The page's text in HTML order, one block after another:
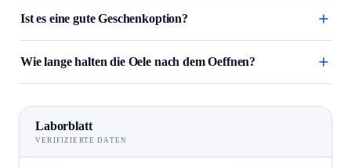
Ist es eine gute Geschenkoption?
Wie lange halten die Oele nach dem Oeffnen?
Laborblatt
VERIFIZIERTE DATEN